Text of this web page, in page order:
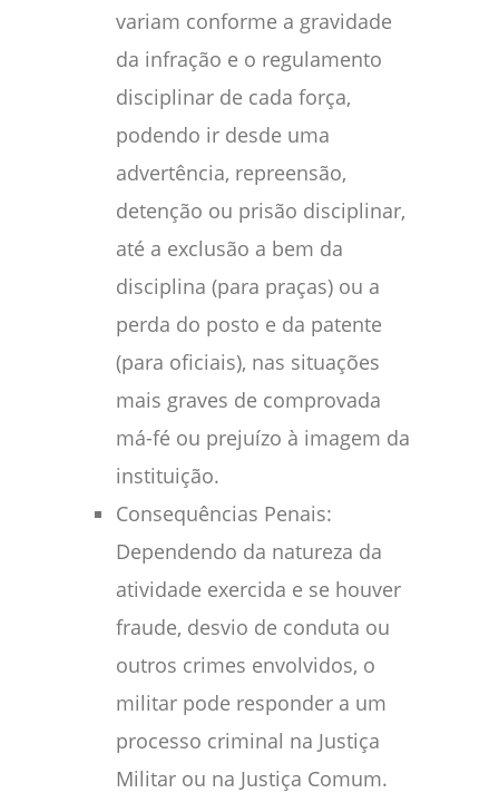
variam conforme a gravidade
da infração e o regulamento
disciplinar de cada força,
podendo ir desde uma
advertência, repreensão,
detenção ou prisão disciplinar,
até a exclusão a bem da
disciplina (para praças) ou a
perda do posto e da patente
(para oficiais), nas situações
mais graves de comprovada
má-fé ou prejuízo à imagem da
instituição.
Consequências Penais:
Dependendo da natureza da
atividade exercida e se houver
fraude, desvio de conduta ou
outros crimes envolvidos, o
militar pode responder a um
processo criminal na Justiça
Militar ou na Justiça Comum.